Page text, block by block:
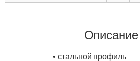
Описание
• стальной профиль